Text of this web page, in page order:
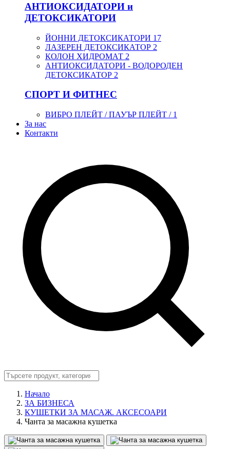
АНТИОКСИДАТОРИ и
ДЕТОКСИКАТОРИ
ЙОННИ ДЕТОКСИКАТОРИ 17
ЛАЗЕРЕН ДЕТОКСИКАТОР 2
КОЛОН ХИДРОМАТ 2
АНТИОКСИДАТОРИ - ВОДОРОДЕН
ДЕТОКСИКАТОР 2
СПОРТ И ФИТНЕС
ВИБРО ПЛЕЙТ / ПАУЪР ПЛЕЙТ / 1
За нас
Контакти
Начало
ЗА БИЗНЕСА
КУШЕТКИ ЗА МАСАЖ. АКСЕСОАРИ
Чанта за масажна кушетка